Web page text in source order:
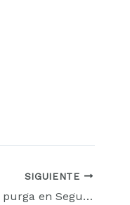
SIGUIENTE
Kristi Noem anuncia purga en Seguridad Nacional: «No queremos empleados que no crean en nuestra misión»